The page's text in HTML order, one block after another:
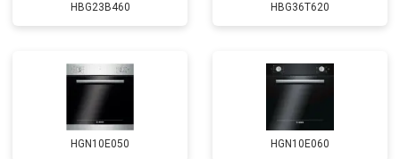
HBG23B460 HBG36T620
HGN10E050 HGN10E060